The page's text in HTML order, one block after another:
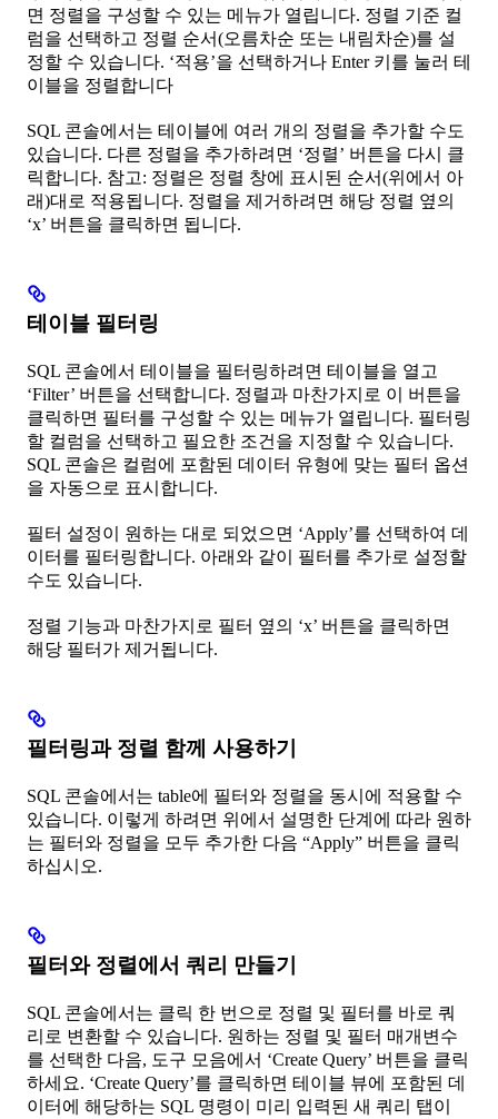
면 정렬을 구성할 수 있는 메뉴가 열립니다. 정렬 기준 컬
럼을 선택하고 정렬 순서(오름차순 또는 내림차순)를 설
정할 수 있습니다. ‘적용’을 선택하거나 Enter 키를 눌러 테
이블을 정렬합니다
SQL 콘솔에서는 테이블에 여러 개의 정렬을 추가할 수도
있습니다. 다른 정렬을 추가하려면 ‘정렬’ 버튼을 다시 클
릭합니다. 참고: 정렬은 정렬 창에 표시된 순서(위에서 아
래)대로 적용됩니다. 정렬을 제거하려면 해당 정렬 옆의
‘x’ 버튼을 클릭하면 됩니다.
테이블 필터링
SQL 콘솔에서 테이블을 필터링하려면 테이블을 열고
‘Filter’ 버튼을 선택합니다. 정렬과 마찬가지로 이 버튼을
클릭하면 필터를 구성할 수 있는 메뉴가 열립니다. 필터링
할 컬럼을 선택하고 필요한 조건을 지정할 수 있습니다.
SQL 콘솔은 컬럼에 포함된 데이터 유형에 맞는 필터 옵션
을 자동으로 표시합니다.
필터 설정이 원하는 대로 되었으면 ‘Apply’를 선택하여 데
이터를 필터링합니다. 아래와 같이 필터를 추가로 설정할
수도 있습니다.
정렬 기능과 마찬가지로 필터 옆의 ‘x’ 버튼을 클릭하면
해당 필터가 제거됩니다.
필터링과 정렬 함께 사용하기
SQL 콘솔에서는 table에 필터와 정렬을 동시에 적용할 수
있습니다. 이렇게 하려면 위에서 설명한 단계에 따라 원하
는 필터와 정렬을 모두 추가한 다음 “Apply” 버튼을 클릭
하십시오.
필터와 정렬에서 쿼리 만들기
SQL 콘솔에서는 클릭 한 번으로 정렬 및 필터를 바로 쿼
리로 변환할 수 있습니다. 원하는 정렬 및 필터 매개변수
를 선택한 다음, 도구 모음에서 ‘Create Query’ 버튼을 클릭
하세요. ‘Create Query’를 클릭하면 테이블 뷰에 포함된 데
이터에 해당하는 SQL 명령이 미리 입력된 새 쿼리 탭이